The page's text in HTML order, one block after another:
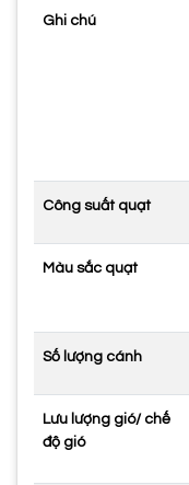
Ghi chú
Công suất quạt
Màu sắc quạt
Số lượng cánh
Lưu lượng gió/ chế
độ gió